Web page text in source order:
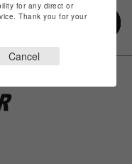
for any direct or
Thank you for your
Cancel